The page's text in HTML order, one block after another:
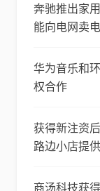
奔驰推出家
能向电网卖
华为音乐和
权合作
获得新注资
路边小店提
商汤科技获